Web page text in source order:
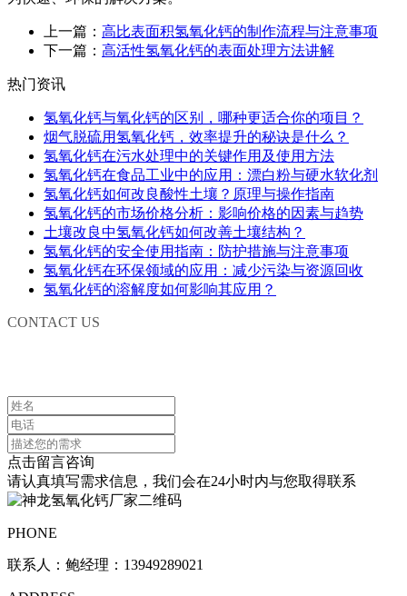
上一篇： 高比表面积氢氧化钙的制作流程与注意事项
下一篇： 高活性氢氧化钙的表面处理方法讲解
热门资讯
氢氧化钙与氧化钙的区别，哪种更适合你的项目？
烟气脱硫用氢氧化钙，效率提升的秘诀是什么？
氢氧化钙在污水处理中的关键作用及使用方法
氢氧化钙在食品工业中的应用：漂白粉与硬水软化剂
氢氧化钙如何改良酸性土壤？原理与操作指南
氢氧化钙的市场价格分析：影响价格的因素与趋势
土壤改良中氢氧化钙如何改善土壤结构？
氢氧化钙的安全使用指南：防护措施与注意事项
氢氧化钙在环保领域的应用：减少污染与资源回收
氢氧化钙的溶解度如何影响其应用？
CONTACT US
点击留言咨询
请认真填写需求信息，我们会在24小时内与您取得联系
PHONE
联系人：鲍经理：13949289021